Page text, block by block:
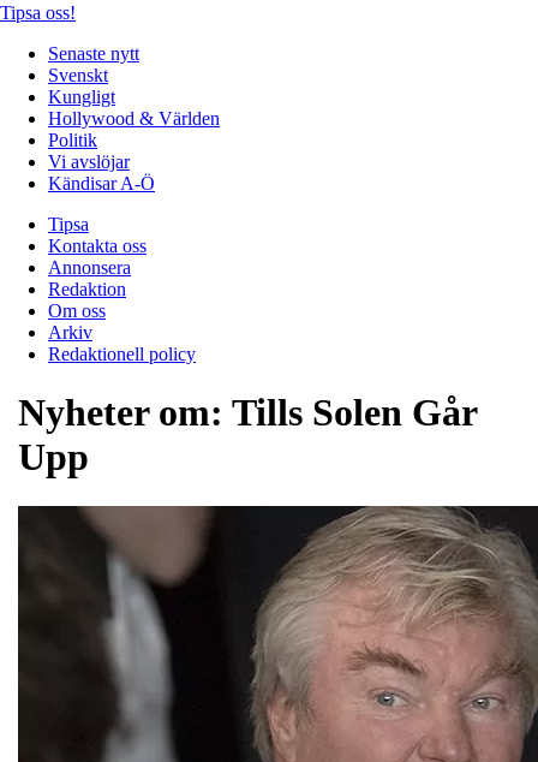
Tipsa oss!
Senaste nytt
Svenskt
Kungligt
Hollywood & Världen
Politik
Vi avslöjar
Kändisar A-Ö
Tipsa
Kontakta oss
Annonsera
Redaktion
Om oss
Arkiv
Redaktionell policy
Nyheter om: Tills Solen Går
Upp